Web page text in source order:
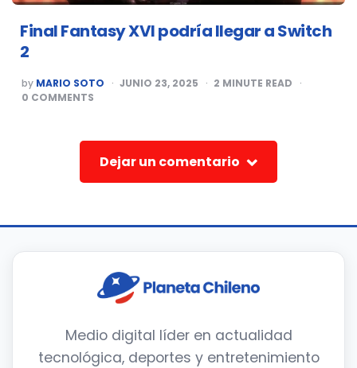
Final Fantasy XVI podría llegar a Switch
2
POSTED
BY
by MARIO SOTO JUNIO 23, 2025 2 MINUTE READ
0 COMMENTS
Dejar un comentario
Medio digital líder en actualidad
tecnológica, deportes y entretenimiento